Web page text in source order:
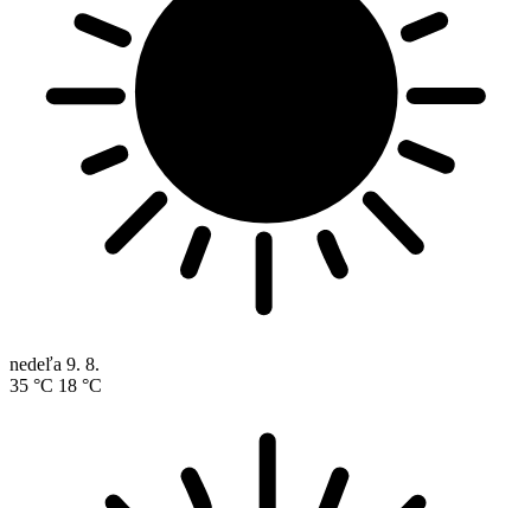
nedeľa 9. 8.
35 °C 18 °C